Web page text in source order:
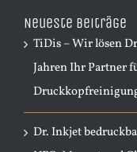
Neueste Beiträge
TiDis – Wir lösen
Jahren Ihr Partner
Dr. Inkjet